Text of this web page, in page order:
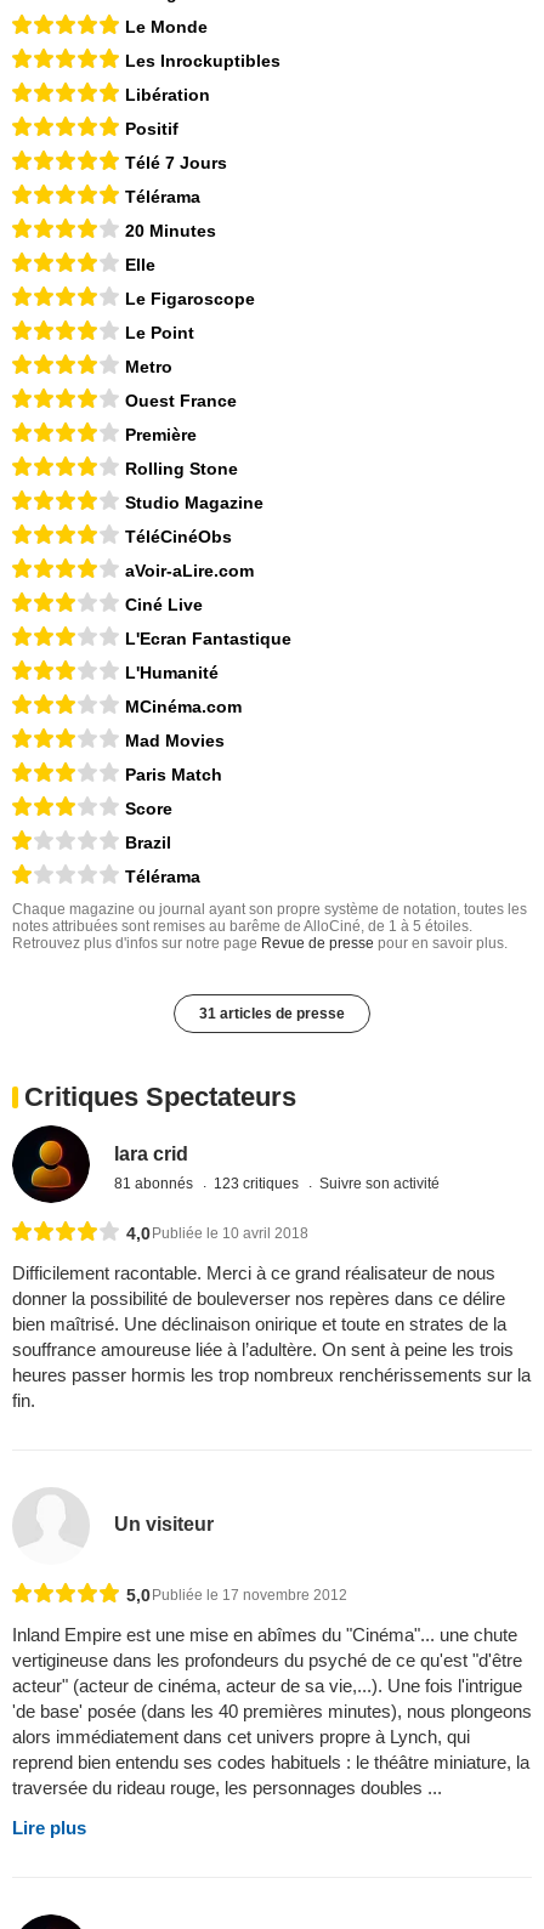
Le Monde
Les Inrockuptibles
Libération
Positif
Télé 7 Jours
Télérama
20 Minutes
Elle
Le Figaroscope
Le Point
Metro
Ouest France
Première
Rolling Stone
Studio Magazine
TéléCinéObs
aVoir-aLire.com
Ciné Live
L'Ecran Fantastique
L'Humanité
MCinéma.com
Mad Movies
Paris Match
Score
Brazil
Télérama
Chaque magazine ou journal ayant son propre système de notation, toutes les
notes attribuées sont remises au barême de AlloCiné, de 1 à 5 étoiles.
Retrouvez plus d'infos sur notre page Revue de presse pour en savoir plus.
31 articles de presse
Critiques Spectateurs
lara crid
81 abonnés 123 critiques Suivre son activité
4,0 Publiée le 10 avril 2018
Difficilement racontable. Merci à ce grand réalisateur de nous
donner la possibilité de bouleverser nos repères dans ce délire
bien maîtrisé. Une déclinaison onirique et toute en strates de la
souffrance amoureuse liée à l’adultère. On sent à peine les trois
heures passer hormis les trop nombreux renchérissements sur la
fin.
Un visiteur
5,0 Publiée le 17 novembre 2012
Inland Empire est une mise en abîmes du "Cinéma"... une chute
vertigineuse dans les profondeurs du psyché de ce qu'est "d'être
acteur" (acteur de cinéma, acteur de sa vie,...). Une fois l'intrigue
'de base' posée (dans les 40 premières minutes), nous plongeons
alors immédiatement dans cet univers propre à Lynch, qui
reprend bien entendu ses codes habituels : le théâtre miniature, la
traversée du rideau rouge, les personnages doubles ...
Lire plus